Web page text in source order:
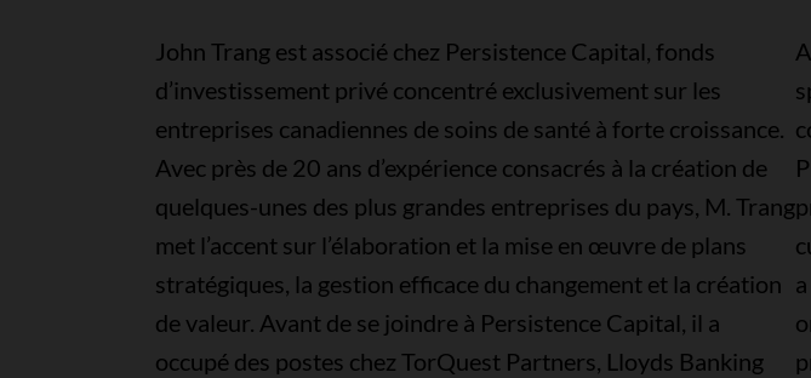
John Trang est associé chez Persistence Capital, fonds
d’investissement privé concentré exclusivement sur les
entreprises canadiennes de soins de santé à forte croissance.
Avec près de 20 ans d’expérience consacrés à la création de
quelques-unes des plus grandes entreprises du pays, M. Trang
met l’accent sur l’élaboration et la mise en œuvre de plans
stratégiques, la gestion efficace du changement et la création
de valeur. Avant de se joindre à Persistence Capital, il a
occupé des postes chez TorQuest Partners, Lloyds Banking